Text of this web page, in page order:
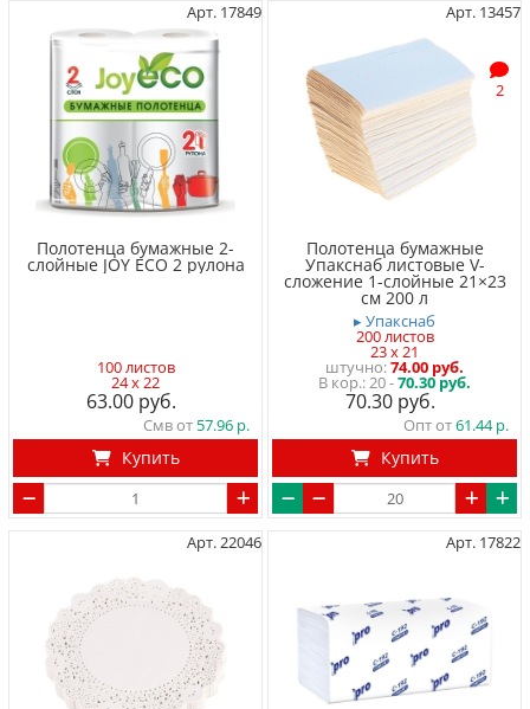
Арт. 17849
Полотенца бумажные 2-
слойные JOY ECO 2 рулона
100 листов
24 x 22
63.00
Смв от 57.96
Купить
Арт. 13457
2
Полотенца бумажные
Упакснаб листовые V-
сложение 1-слойные 21×23
см 200 л
▸ Упакснаб
200 листов
23 x 21
штучно 74.00 руб.
20 -70.30 руб.
70.30
Опт от61.44
Купить
Арт. 22046 Арт. 17822